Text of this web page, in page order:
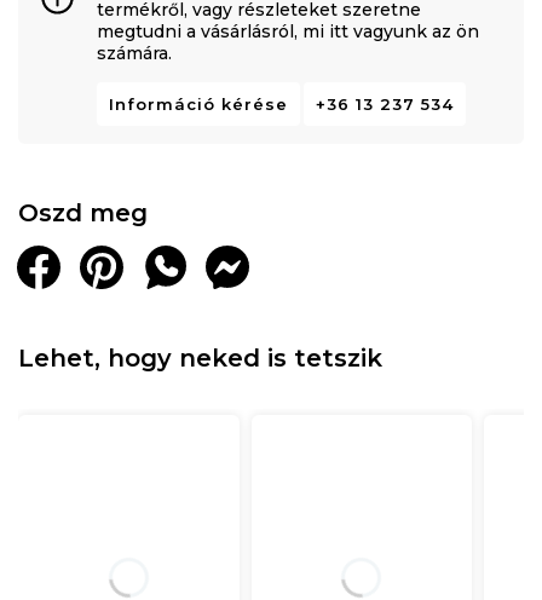
termékről, vagy részleteket szeretne
megtudni a vásárlásról, mi itt vagyunk az ön
számára.
Információ kérése +36 13 237 534
Oszd meg
Lehet, hogy neked is tetszik